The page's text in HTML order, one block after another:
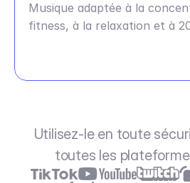
Musique adaptée à la
fitness, à la relaxation et à
Utilisez-le en toute
toutes les